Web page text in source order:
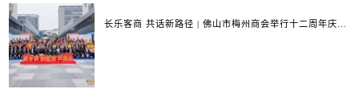
长乐客商 共话新路径 | 佛山市梅州商会举行十二周年庆典